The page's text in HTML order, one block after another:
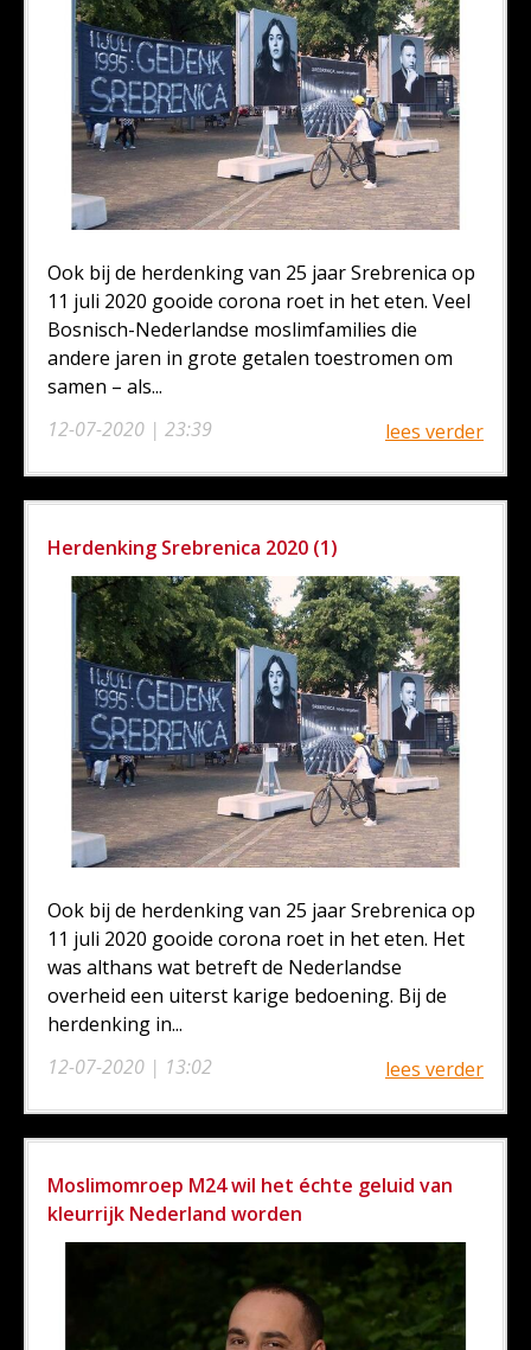
12-07-2020 | 23:39
Ook bij de herdenking van 25 jaar Srebrenica op
11 juli 2020 gooide corona roet in het eten. Veel
Bosnisch-Nederlandse moslimfamilies die
andere jaren in grote getalen toestromen om
samen – als...
lees verder
Herdenking Srebrenica 2020 (1)
12-07-2020 | 13:02
Ook bij de herdenking van 25 jaar Srebrenica op
11 juli 2020 gooide corona roet in het eten. Het
was althans wat betreft de Nederlandse
overheid een uiterst karige bedoening. Bij de
herdenking in...
lees verder
Moslimomroep M24 wil het échte geluid van
kleurrijk Nederland worden